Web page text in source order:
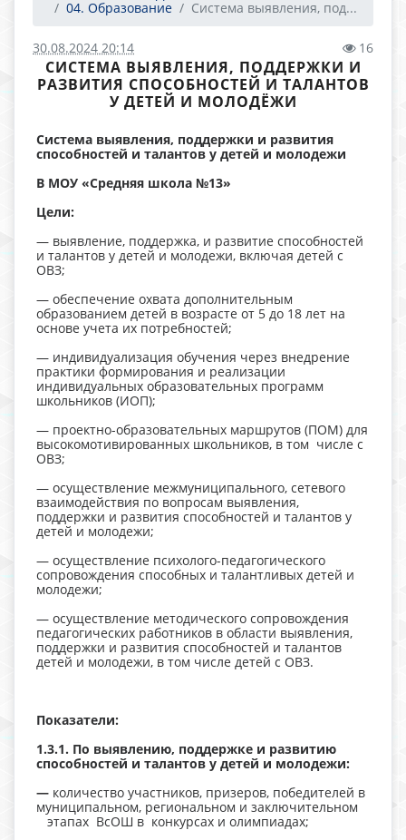
04. Образование
Система выявления, под...
30.08.2024 20:14 16
СИСТЕМА ВЫЯВЛЕНИЯ, ПОДДЕРЖКИ И
РАЗВИТИЯ СПОСОБНОСТЕЙ И ТАЛАНТОВ
У ДЕТЕЙ И МОЛОДЁЖИ
Система выявления, поддержки и развития
способностей и талантов у детей и молодежи
В МОУ «Средняя школа №13»
Цели:
— выявление, поддержка, и развитие способностей
и талантов у детей и молодежи, включая детей с
ОВЗ;
— обеспечение охвата дополнительным
образованием детей в возрасте от 5 до 18 лет на
основе учета их потребностей;
— индивидуализация обучения через внедрение
практики формирования и реализации
индивидуальных образовательных программ
школьников (ИОП);
— проектно-образовательных маршрутов (ПОМ) для
высокомотивированных школьников, в том числе с
ОВЗ;
— осуществление межмуниципального, сетевого
взаимодействия по вопросам выявления,
поддержки и развития способностей и талантов у
детей и молодежи;
— осуществление психолого-педагогического
сопровождения способных и талантливых детей и
молодежи;
— осуществление методического сопровождения
педагогических работников в области выявления,
поддержки и развития способностей и талантов
детей и молодежи, в том числе детей с ОВЗ.
Показатели:
1.3.1. По выявлению, поддержке и развитию
способностей и талантов у детей и молодежи:
— количество участников, призеров, победителей в
муниципальном, региональном и заключительном
этапах ВсОШ в конкурсах и олимпиадах;